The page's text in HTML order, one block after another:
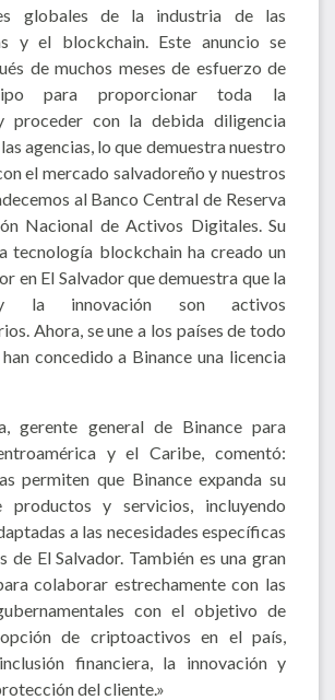
globales de la industria de las
y el blockchain. Este anuncio se
de muchos meses de esfuerzo de
para proporcionar toda la
proceder con la debida diligencia
agencias, lo que demuestra nuestro
el mercado salvadoreño y nuestros
al Banco Central de Reserva
Nacional de Activos Digitales. Su
tecnología blockchain ha creado un
en El Salvador que demuestra que la
la innovación son activos
Ahora, se une a los países de todo
concedido a Binance una licencia
gerente general de Binance para
y el Caribe, comentó:
permiten que Binance expanda su
productos y servicios, incluyendo
a las necesidades específicas
de El Salvador. También es una gran
colaborar estrechamente con las
con el objetivo de
de criptoactivos en el país,
financiera, la innovación y
del cliente.»